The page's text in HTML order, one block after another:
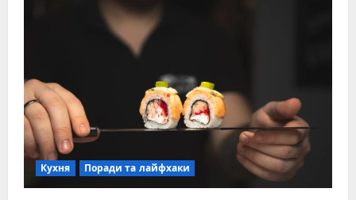
Кухня Поради та лайфхаки